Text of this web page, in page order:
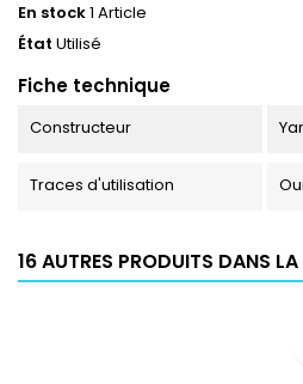
En stock1 Article
État Utilisé
Fiche technique
Constructeur
Traces d'utilisation Oui
16 AUTRES PRODUITS DANS